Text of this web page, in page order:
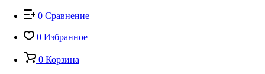
0 Сравнение
0 Избранное
0 Корзина